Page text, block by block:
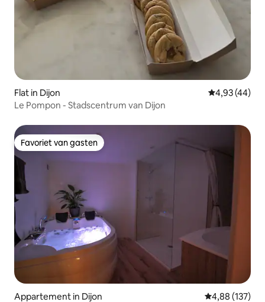
Flat in Dijon Gemiddelde
4,93 (44)
Le Pompon - Stadscentrum van Dijon
Favoriet van gasten
Favoriet van gasten
Appartement in Dijon Gemiddelde
4,88 (137)